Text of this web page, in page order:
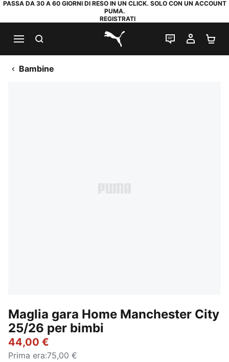
PASSA DA 30 A 60 GIORNI DI RESO IN UN CLICK. SOLO CON UN ACCOUNT
PUMA.
REGISTRATI
PUMA.com
CHAT IL MIO
Bambine
Maglia gara Home Manchester City
25/26 per bimbi
44,00 €
Prima era:75,00 €